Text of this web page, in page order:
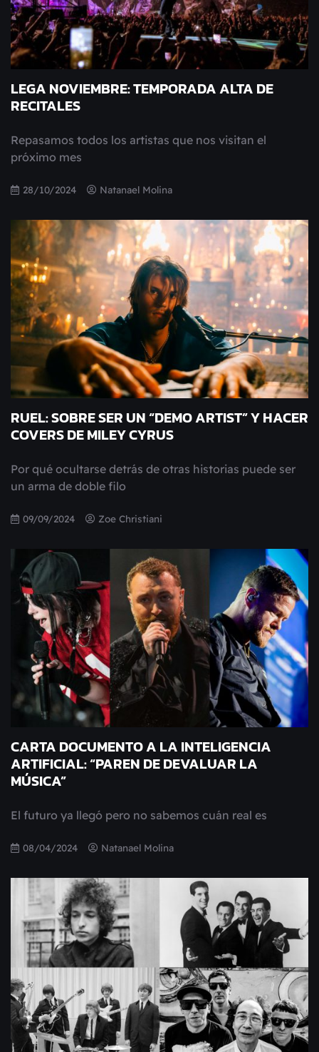
LEGA NOVIEMBRE: TEMPORADA ALTA DE
RECITALES
Repasamos todos los artistas que nos visitan el
próximo mes
28/10/2024 Natanael Molina
RUEL: SOBRE SER UN “DEMO ARTIST” Y HACER
COVERS DE MILEY CYRUS
Por qué ocultarse detrás de otras historias puede ser
un arma de doble filo
09/09/2024 Zoe Christiani
CARTA DOCUMENTO A LA INTELIGENCIA
ARTIFICIAL: “PAREN DE DEVALUAR LA
MÚSICA”
El futuro ya llegó pero no sabemos cuán real es
08/04/2024 Natanael Molina